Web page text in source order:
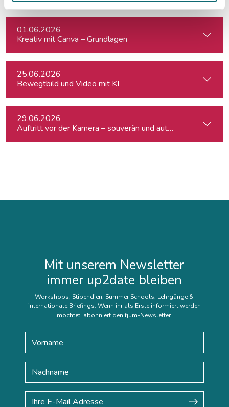
01.06.2026
Kreativ mit Canva – Grundlagen
25.06.2026
Bewegtbild und Video mit KI
29.06.2026
Auftritt vor der Kamera – souverän und authentisch
Mit unserem Newsletter
immer up2date bleiben
Workshops, Stipendien, Summer Schools, Lehrgänge &
internationale Briefings: Wenn ihr als Erste informiert werden
möchtet, abonniert den fjum-Newsletter.